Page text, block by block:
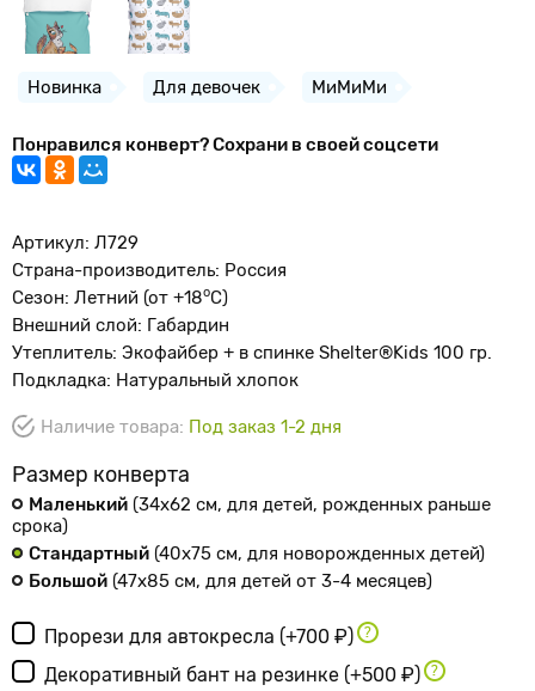
Новинка Для девочек МиМиМи
Понравился конверт? Сохрани в своей соцсети
Артикул: Л729
Страна-производитель: Россия
Сезон: Летний (от +18оС)
Внешний слой: Габардин
Утеплитель: Экофайбер + в спинке Shelter®Kids 100 гр.
Подкладка: Натуральный хлопок
Наличие товара: Под заказ 1-2 дня
Размер конверта
Маленький (34х62 см, для детей, рожденных раньше
срока)
Стандартный (40х75 см, для новорожденных детей)
Большой (47х85 см, для детей от 3-4 месяцев)
Прорези для автокресла (+700 ₽)
Декоративный бант на резинке (+500 ₽)